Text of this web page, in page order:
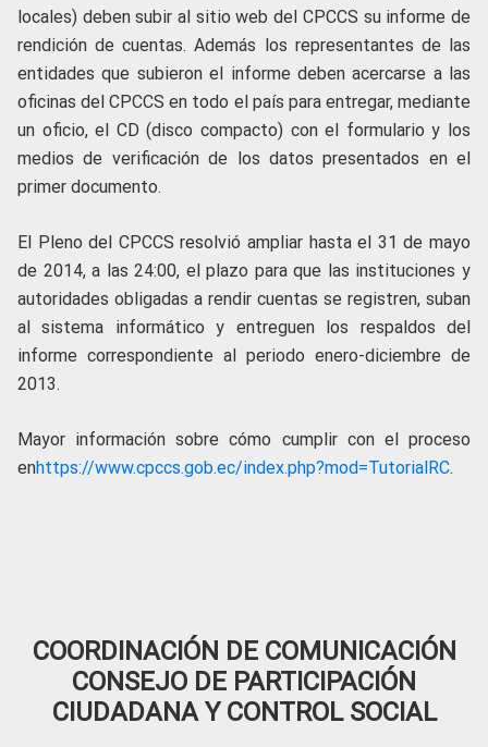
locales) deben subir al sitio web del CPCCS su informe de
rendición de cuentas. Además los representantes de las
entidades que subieron el informe deben acercarse a las
oficinas del CPCCS en todo el país para entregar, mediante
un oficio, el CD (disco compacto) con el formulario y los
medios de verificación de los datos presentados en el
primer documento.
El Pleno del CPCCS resolvió ampliar hasta el 31 de mayo
de 2014, a las 24:00, el plazo para que las instituciones y
autoridades obligadas a rendir cuentas se registren, suban
al sistema informático y entreguen los respaldos del
informe correspondiente al periodo enero-diciembre de
2013.
Mayor información sobre cómo cumplir con el proceso
enhttps://www.cpccs.gob.ec/index.php?mod=TutorialRC.
COORDINACIÓN DE COMUNICACIÓN
CONSEJO DE PARTICIPACIÓN
CIUDADANA Y CONTROL SOCIAL